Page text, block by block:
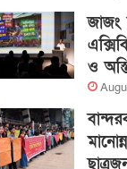
জাজং
ও